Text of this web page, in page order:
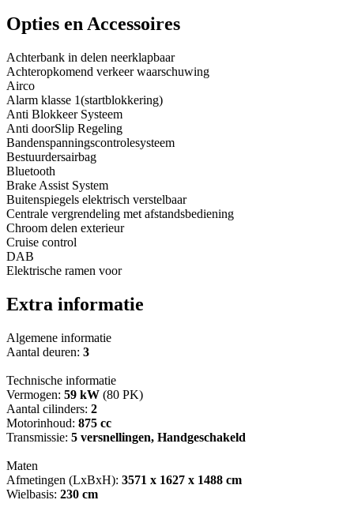
Opties en Accessoires
Achterbank in delen neerklapbaar
Achteropkomend verkeer waarschuwing
Airco
Alarm klasse 1(startblokkering)
Anti Blokkeer Systeem
Anti doorSlip Regeling
Bandenspanningscontrolesysteem
Bestuurdersairbag
Bluetooth
Brake Assist System
Buitenspiegels elektrisch verstelbaar
Centrale vergrendeling met afstandsbediening
Chroom delen exterieur
Cruise control
DAB
Elektrische ramen voor
Extra informatie
Algemene informatie
Aantal deuren: 3
Technische informatie
Vermogen: 59 kW (80 PK)
Aantal cilinders: 2
Motorinhoud: 875 cc
Transmissie: 5 versnellingen, Handgeschakeld
Maten
Afmetingen (LxBxH): 3571 x 1627 x 1488 cm
Wielbasis: 230 cm